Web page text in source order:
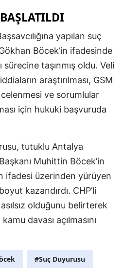
yapılan suç
Böcek’in ifadesinde
taşınmış oldu. Veli
araştırılması, GSM
ve sorumlular
için hukuki başvuruda
tutuklu Antalya
Muhittin Böcek’in
ifadesi üzerinden yürüyen
kazandırdı. CHP’li
olduğunu belirterek
davası açılmasını
#Suç Duyurusu